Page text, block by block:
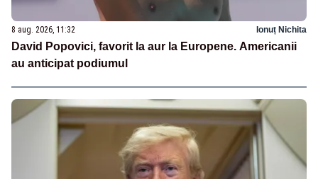
8 aug. 2026, 11:32 Ionuț Nichita
David Popovici, favorit la aur la Europene. Americanii
au anticipat podiumul